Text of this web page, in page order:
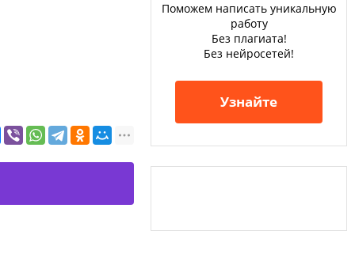
Поможем написать уникальную
работу
Без плагиата!
Без нейросетей!
Узнайте